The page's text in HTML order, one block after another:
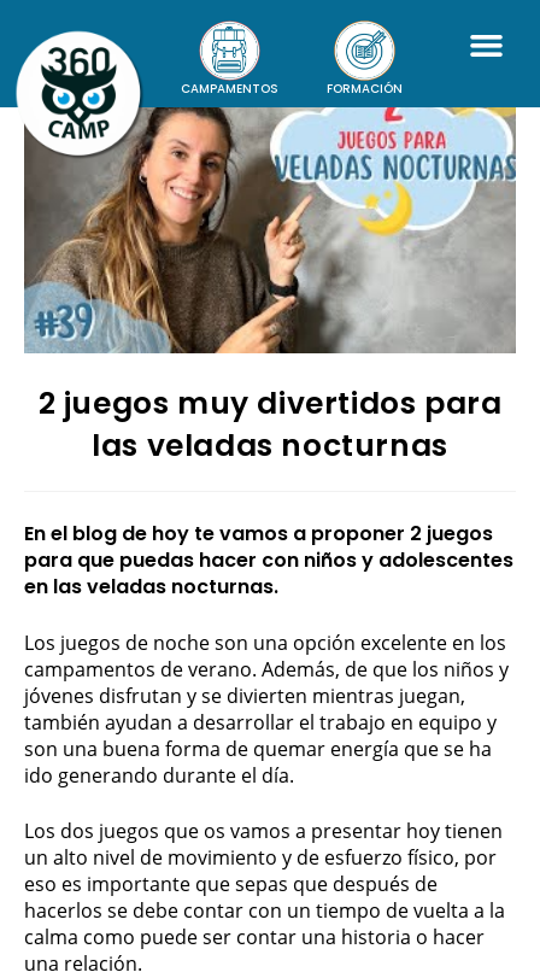
CAMPAMENTOS FORMACIÓN
2 juegos muy divertidos para
las veladas nocturnas
En el blog de hoy te vamos a proponer 2 juegos
para que puedas hacer con niños y adolescentes
en las veladas nocturnas.
Los juegos de noche son una opción excelente en los
campamentos de verano. Además, de que los niños y
jóvenes disfrutan y se divierten mientras juegan,
también ayudan a desarrollar el trabajo en equipo y
son una buena forma de quemar energía que se ha
ido generando durante el día.
Los dos juegos que os vamos a presentar hoy tienen
un alto nivel de movimiento y de esfuerzo físico, por
eso es importante que sepas que después de
hacerlos se debe contar con un tiempo de vuelta a la
calma como puede ser contar una historia o hacer
una relación.